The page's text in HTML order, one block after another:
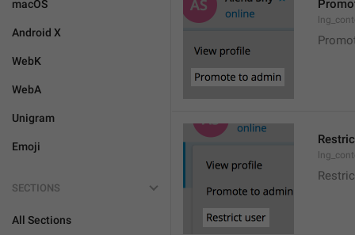
macOS
Android X
WebK
WebA
Unigram
Emoji
SECTIONS
All Sections